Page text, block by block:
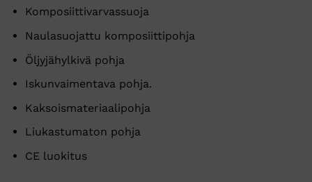
Komposiittivarvassuoja
Naulasuojattu komposiittipohja
Öljyjähylkivä pohja
Iskunvaimentava pohja.
Kaksoismateriaalipohja
Liukastumaton pohja
CE luokitus